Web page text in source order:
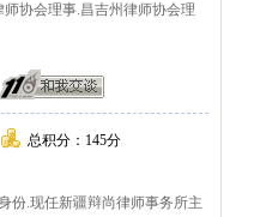
协会理事.昌吉州律师协会理
总积分：145分
份.现任新疆辩尚律师事务所主